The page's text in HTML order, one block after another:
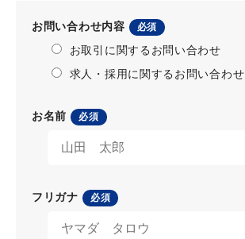
お問い合わせ内容 必須
お取引に関するお問い合わせ
求人・採用に関するお問い合わせ
お名前 必須
フリガナ 必須